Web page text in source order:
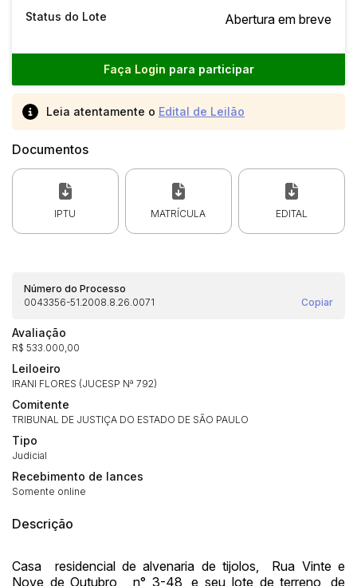
Status do Lote Abertura em breve
Faça Login para participar
Leia atentamente o Edital de Leilão
Documentos
IPTU MATRÍCULA EDITAL
Número do Processo
0043356-51.2008.8.26.0071
Copiar
Avaliação
R$ 533.000,00
Leiloeiro
IRANI FLORES (JUCESP Nª 792)
Comitente
TRIBUNAL DE JUSTIÇA DO ESTADO DE SÃO PAULO
Tipo
Judicial
Recebimento de lances
Somente online
Descrição
Casa residencial de alvenaria de tijolos, Rua Vinte e
Nove de Outubro, n° 3-48, e seu lote de terreno, de